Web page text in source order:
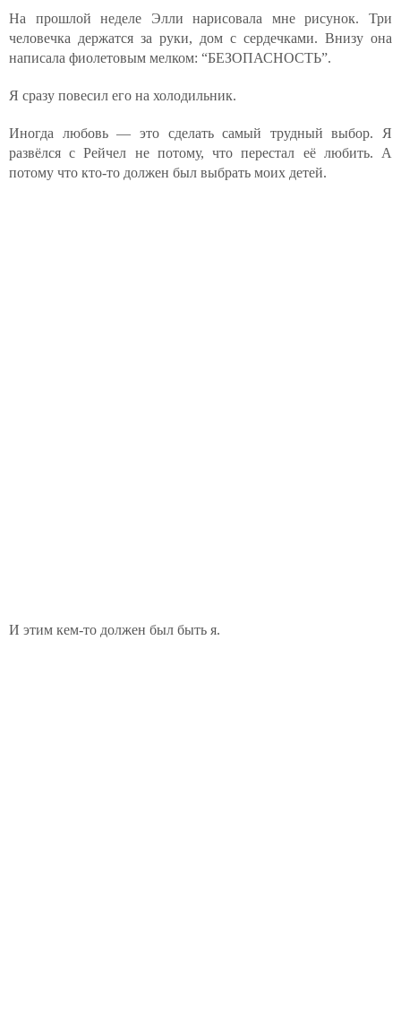
На прошлой неделе Элли нарисовала мне рисунок. Три
человечка держатся за руки, дом с сердечками. Внизу она
написала фиолетовым мелком: “БЕЗОПАСНОСТЬ”.
Я сразу повесил его на холодильник.
Иногда любовь — это сделать самый трудный выбор. Я
развёлся с Рейчел не потому, что перестал её любить. А
потому что кто-то должен был выбрать моих детей.
И этим кем-то должен был быть я.